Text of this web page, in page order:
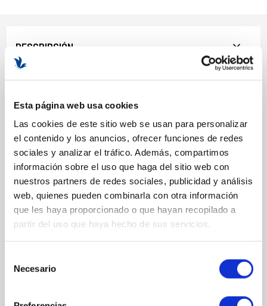
Esta página web usa cookies
Las cookies de este sitio web se usan para personalizar
el contenido y los anuncios, ofrecer funciones de redes
sociales y analizar el tráfico. Además, compartimos
información sobre el uso que haga del sitio web con
nuestros partners de redes sociales, publicidad y análisis
web, quienes pueden combinarla con otra información
que les haya proporcionado o que hayan recopilado a
partir del uso que haya hecho de sus servicios.
Necesario
DESCRIPCIÓN
BENEFICIOS Y PROPIEDADES
Suavizante
Pleno confort
Con aroma floral
Posible uso en contorno de ojos
Formato 200ml
COMPOSICIÓN
ACTIVOS